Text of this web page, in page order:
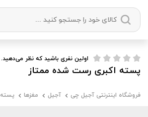
دسته بندی ها
میوه خشک زعفران
فروشگاه اینترنتی آجیل چی آجیل مغزها پسته
اولین نفری باشید که نظر می‌دهید.
پسته اکبری رست شده ممتاز